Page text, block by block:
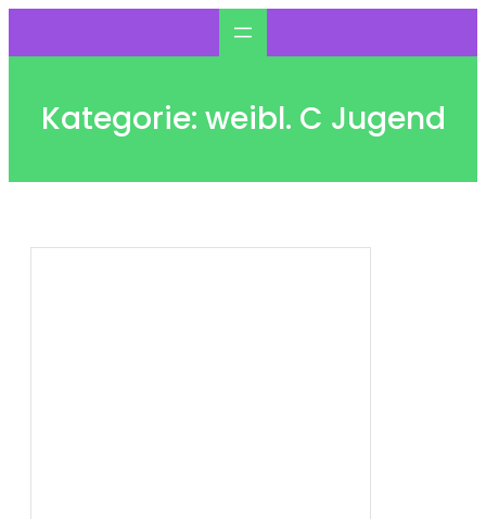
Kategorie: weibl. C Jugend